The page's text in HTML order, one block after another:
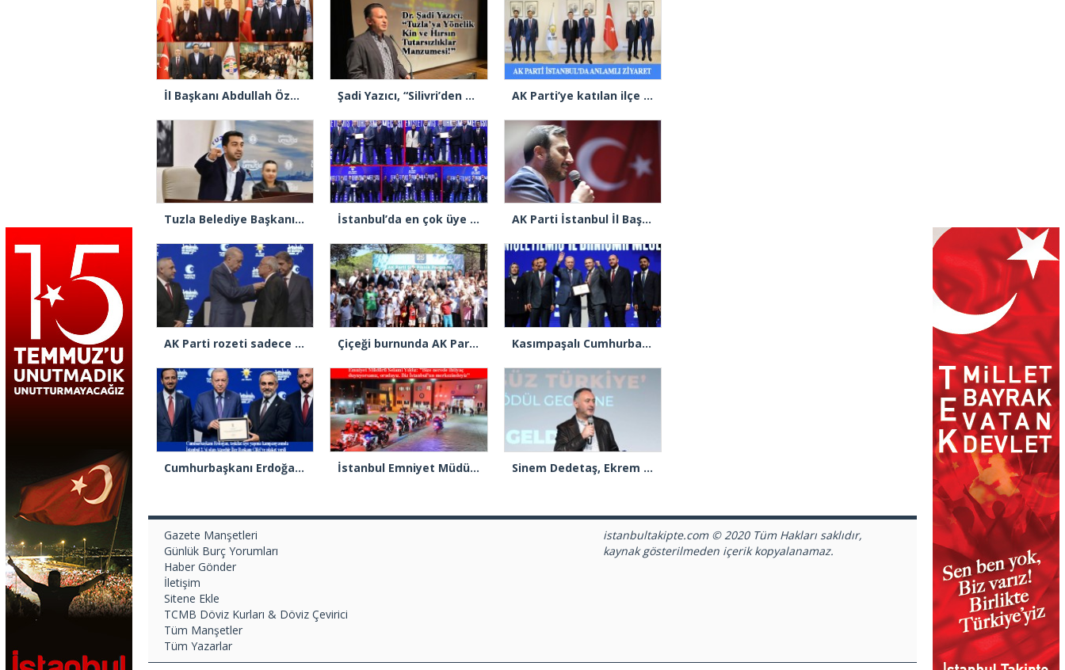
İl Başkanı Abdullah Özdemir: “AK Parti’nin kapısı milletine hizmet etmek isteyen herkese açıktır” Şadi Yazıcı, “Silivri’den alınan talimatla hakkımda karalama kampanyası yürütülüyor” AK Parti’ye katılan ilçe belediye başkanlarından İl Başkanı Özdemir’e ziyaret
Tuzla Belediye Başkanı Eren Ali Bingöl’den İBB’ye tepki İstanbul’da en çok üye yapan ilçe başkanları beratlarını Cumhurbaşkanı Erdoğan’ın elinden aldı AK Parti İstanbul İl Başkanı Abdullah Özdemir’den Ertuğrul Özkök’e “Franco” tepkisi
AK Parti rozeti sadece yakaya mı takıldı, yoksa gönüle takılmadı mı? Çiçeği burnunda AK Parti’li Şile Belediye Başkan Vekili Sacit Terzi, teşkilatlarla piknikte buluştu Kasımpaşalı Cumhurbaşkanı Erdoğan’dan İstanbul üye birincisi Beyoğlu İlçe Başkanı Kasım Fırat’a plaket
Cumhurbaşkanı Erdoğan 2.’cilik plaketi verdiği Burak Çifci’den Ataşehir seçimlerini kazanma sözünü aldı İstanbul Emniyet Müdürlüğünden “Gök Kubbe’de, Mavi Vatan’da, Şanlı Topraklarda: İstanbul Emniyeti Her Yerde” paylaşımı Sinem Dedetaş, Ekrem İmamoğlu’nun kurbanı mı oldu?
Gazete Manşetleri
Günlük Burç Yorumları
Haber Gönder
İletişim
Sitene Ekle
TCMB Döviz Kurları & Döviz Çevirici
Tüm Manşetler
Tüm Yazarlar
istanbultakipte.com © 2020 Tüm Hakları saklıdır,
kaynak gösterilmeden içerik kopyalanamaz.